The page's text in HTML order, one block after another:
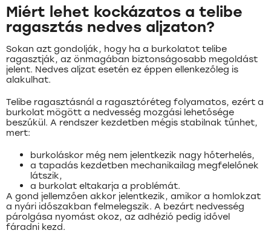
Miért lehet kockázatos a telibe
ragasztás nedves aljzaton?
Sokan azt gondolják, hogy ha a burkolatot telibe
ragasztják, az önmagában biztonságosabb megoldást
jelent. Nedves aljzat esetén ez éppen ellenkezőleg is
alakulhat.
Telibe ragasztásnál a ragasztóréteg folyamatos, ezért a
burkolat mögött a nedvesség mozgási lehetősége
beszűkül. A rendszer kezdetben mégis stabilnak tűnhet,
mert:
burkoláskor még nem jelentkezik nagy hőterhelés,
a tapadás kezdetben mechanikailag megfelelőnek
látszik,
a burkolat eltakarja a problémát.
A gond jellemzően akkor jelentkezik, amikor a homlokzat
a nyári időszakban felmelegszik. A bezárt nedvesség
párolgása nyomást okoz, az adhézió pedig idővel
fáradni kezd.